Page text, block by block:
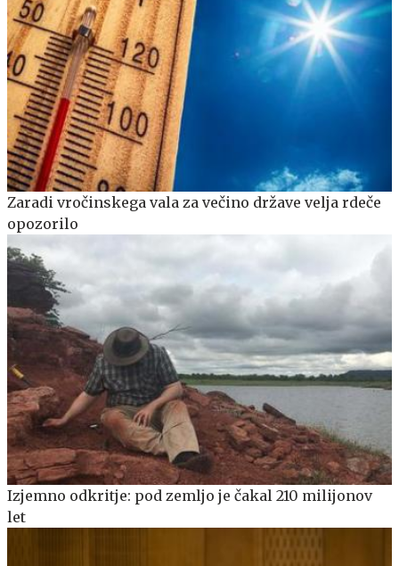
Zaradi vročinskega vala za večino države velja rdeče
opozorilo
Izjemno odkritje: pod zemljo je čakal 210 milijonov
let